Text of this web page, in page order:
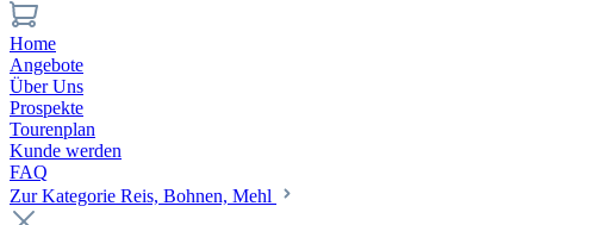
Home
Angebote
Über Uns
Prospekte
Tourenplan
Kunde werden
FAQ
Zur Kategorie Reis, Bohnen, Mehl